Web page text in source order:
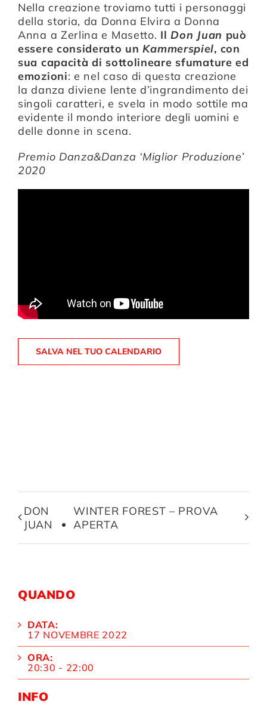
Nella creazione troviamo tutti i personaggi
della storia, da Donna Elvira a Donna
Anna a Zerlina e Masetto. IlDon Juan può
essere considerato unKammerspiel, con
sua capacità di sottolineare sfumature ed
emozioni: e nel caso di questa creazione
la danza diviene lente d’ingrandimento dei
singoli caratteri, e svela in modo sottile ma
evidente il mondo interiore degli uomini e
delle donne in scena.
Premio Danza&Danza ‘Miglior Produzione’
2020
SALVA NEL TUO CALENDARIO
DON
JUAN
WINTER FOREST – PROVA
APERTA
QUANDO
DATA:
17 NOVEMBRE 2022
ORA:
20:30 - 22:00
INFO